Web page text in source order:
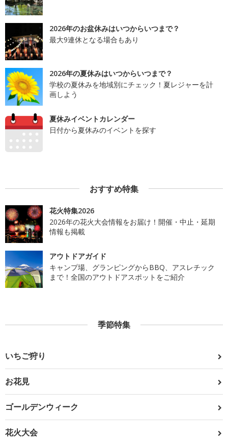
2026年のお盆休みはいつからいつまで？
最大9連休となる場合もあり
2026年の夏休みはいつからいつまで？
学校の夏休みを地域別にチェック！夏レジャーを計
画しよう
夏休みイベントカレンダー
日付から夏休みのイベントを探す
おすすめ特集
花火特集2026
2026年の花火大会情報をお届け！開催・中止・延期
情報も掲載
アウトドアガイド
キャンプ場、グランピングからBBQ、アスレチック
まで！全国のアウトドアスポットをご紹介
季節特集
いちご狩り
お花見
ゴールデンウィーク
花火大会